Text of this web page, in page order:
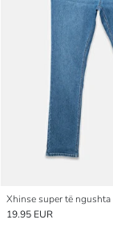
Xhinse super të ngushta
19.95 EUR